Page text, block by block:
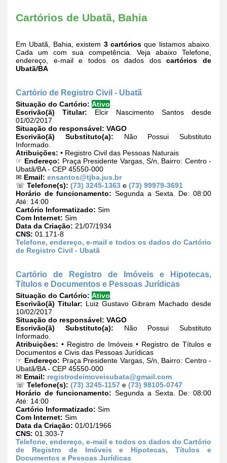
Cartórios de Ubatã, Bahia
Em Ubatã, Bahia, existem 3 cartóriosque listamos abaixo.
Cada um com sua competência. Veja abaixo Telefone,
endereço, e-mail e todos os dados doscartórios de
Ubatã/BA
Cartório de Registro Civil - Ubatã
Situação do Cartório: Ativo
Escrivão(ã) Titular: Elcir Nascimento Santos desde
01/02/2017
Situação do responsável: VAGO
Escrivão(ã) Substituto(a): Não Possui Substituto
Informado.
Atribuições: • Registro Civil das Pessoas Naturais
☞ Endereço: Praça Presidente Vargas, S/n, Bairro: Centro -
Ubatã/BA - CEP 45550-000
✉ Email: ensantos@tjba.jus.br
☏ Telefone(s): (73) 3245-1363 e (73) 99979-3691
Horário de funcionamento: Segunda a Sexta. De: 08:00
Até: 14:00
Cartório Informatizado: Sim
Com Internet: Sim
Data da Criação: 21/07/1934
CNS: 01.171-8
Telefone, endereço, e-mail e todos os dados do Cartório
de Registro Civil - Ubatã
Cartório de Registro de Imóveis e Hipotecas,
Títulos e Documentos e Pessoas Jurídicas
Situação do Cartório: Ativo
Escrivão(ã) Titular: Luiz Gustavo Gibram Machado desde
10/02/2017
Situação do responsável: VAGO
Escrivão(ã) Substituto(a): Não Possui Substituto
Informado.
Atribuições: • Registro de Imóveis • Registro de Títulos e
Documentos e Civis das Pessoas Jurídicas
☞ Endereço: Praça Presidente Vargas, S/n, Bairro: Centro -
Ubatã/BA - CEP 45550-000
✉ Email: registrodeimoveisubata@gmail.com
☏ Telefone(s): (73) 3245-1157 e (73) 98105-0747
Horário de funcionamento: Segunda a Sexta. De: 08:00
Até: 14:00
Cartório Informatizado: Sim
Com Internet: Sim
Data da Criação: 01/01/1966
CNS: 01.303-7
Telefone, endereço, e-mail e todos os dados do Cartório
de Registro de Imóveis e Hipotecas, Títulos e
Documentos e Pessoas Jurídicas